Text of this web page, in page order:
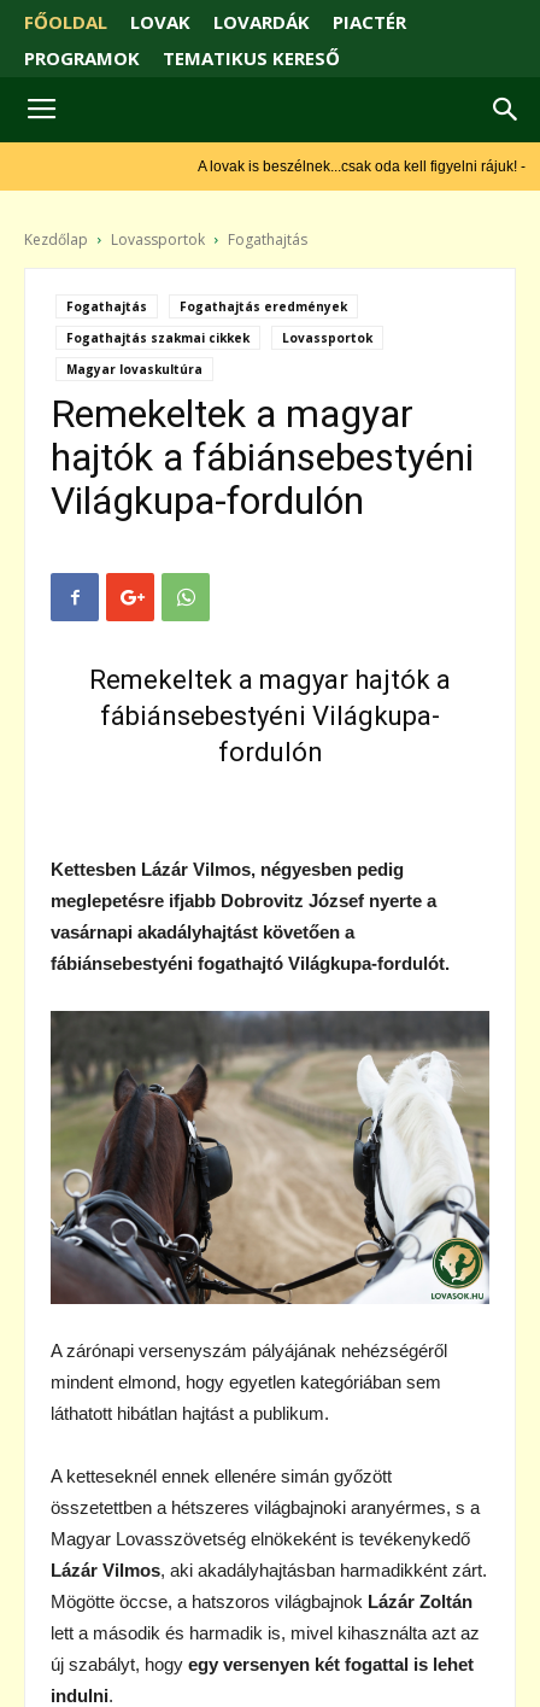
FŐOLDAL LOVAK LOVARDÁK
PIACTÉR
PROGRAMOK
TEMATIKUS KERESŐ
A lovak is beszélnek...csak oda kell figyelni rájuk! - Monty
Kezdőlap Lovassportok Fogathajtás
Fogathajtás
Fogathajtás eredmények
Fogathajtás szakmai cikkek
Lovassportok
Magyar lovaskultúra
Remekeltek a magyar
hajtók a fábiánsebestyéni
Világkupa-fordulón
Remekeltek a magyar hajtók a
fábiánsebestyéni Világkupa-
fordulón
Kettesben Lázár Vilmos, négyesben pedig
meglepetésre ifjabb Dobrovitz József nyerte a
vasárnapi akadályhajtást követően a
fábiánsebestyéni fogathajtó Világkupa-fordulót.
A zárónapi versenyszám pályájának nehézségéről
mindent elmond, hogy egyetlen kategóriában sem
láthatott hibátlan hajtást a publikum.
A ketteseknél ennek ellenére simán győzött
összetettben a hétszeres világbajnoki aranyérmes, s a
Magyar Lovasszövetség elnökeként is tevékenykedő
Lázár Vilmos, aki akadályhajtásban harmadikként zárt.
Mögötte öccse, a hatszoros világbajnok Lázár Zoltán
lett a második és harmadik is, mivel kihasználta azt az
új szabályt, hogy egy versenyen két fogattal is lehet
indulni.